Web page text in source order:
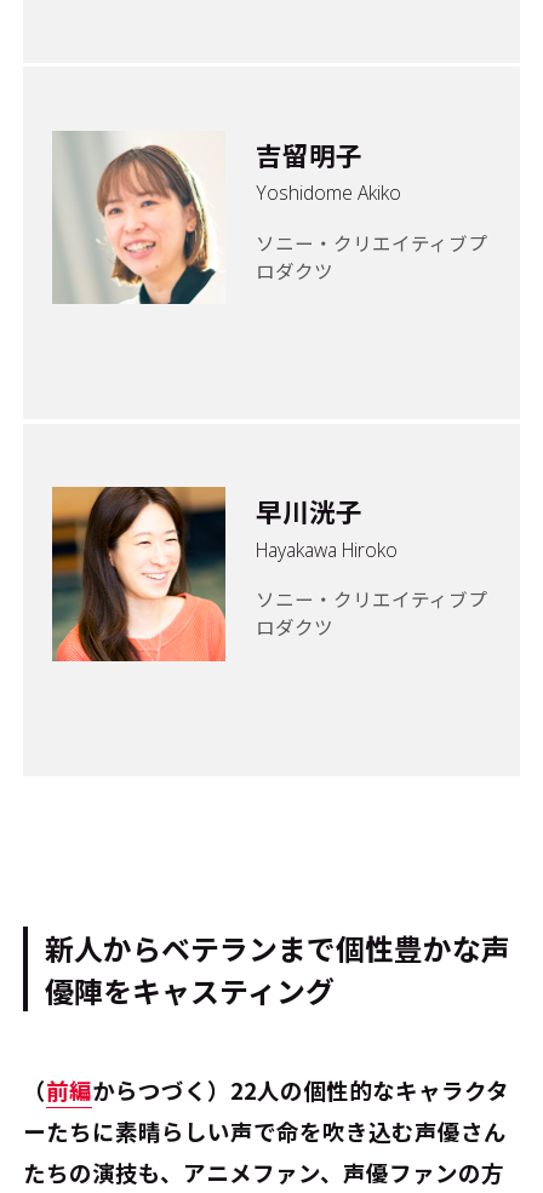
吉留明子
Yoshidome Akiko
ソニー・クリエイティブプ
ロダクツ
早川洸子
Hayakawa Hiroko
ソニー・クリエイティブプ
ロダクツ
新人からベテランまで個性豊かな声
優陣をキャスティング
――（前編からつづく）22人の個性的なキャラクタ
ーたちに素晴らしい声で命を吹き込む声優さん
たちの演技も、アニメファン、声優ファンの方